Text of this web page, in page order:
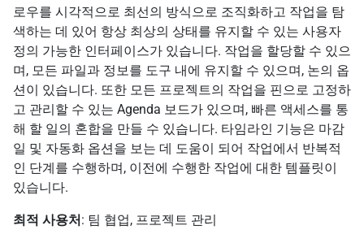
로우를 시각적으로 최선의 방식으로 조직화하고 작업을 탐
색하는 데 있어 항상 최상의 상태를 유지할 수 있는 사용자
정의 가능한 인터페이스가 있습니다. 작업을 할당할 수 있으
며, 모든 파일과 정보를 도구 내에 유지할 수 있으며, 논의 옵
션이 있습니다. 또한 모든 프로젝트의 작업을 핀으로 고정하
고 관리할 수 있는 Agenda 보드가 있으며, 빠른 액세스를 통
해 할 일의 혼합을 만들 수 있습니다. 타임라인 기능은 마감
일 및 자동화 옵션을 보는 데 도움이 되어 작업에서 반복적
인 단계를 수행하며, 이전에 수행한 작업에 대한 템플릿이
있습니다.
최적 사용처: 팀 협업, 프로젝트 관리